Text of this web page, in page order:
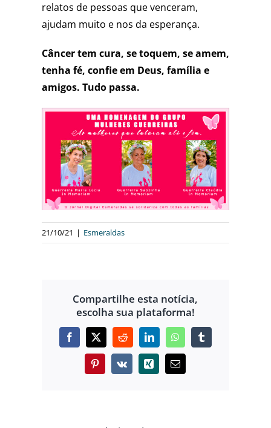
relatos de pessoas que venceram,
ajudam muito e nos da esperança.
Câncer tem cura, se toquem, se amem,
tenha fé, confie em Deus, família e
amigos. Tudo passa.
21/10/21 | Esmeraldas
Compartilhe esta notícia,
escolha sua plataforma!
Facebook
X RedditLinkedInWhatsAppTumblr
Pinterest
Vk Xing
E-